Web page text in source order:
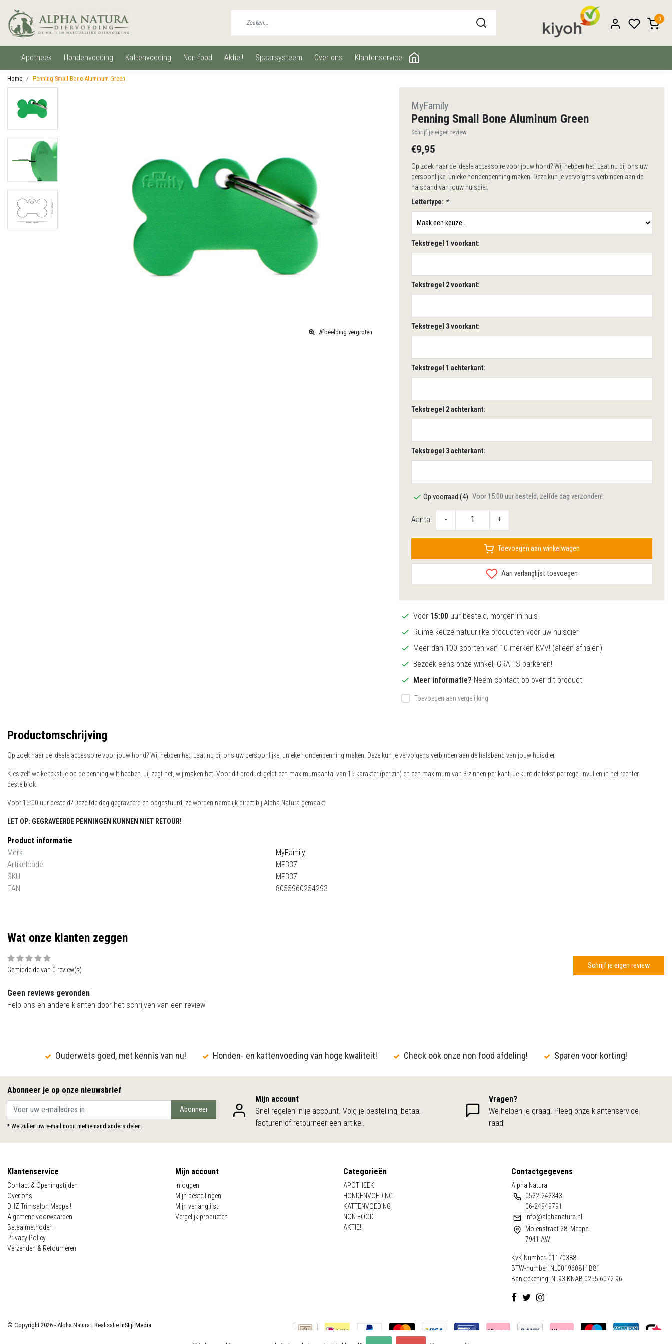
0
apotheek hondenvoeding kattenvoeding non food aktie!! spaarsysteem over ons klantenservice
Home Penning Small Bone Aluminum Green
Afbeelding vergroten
MyFamily
Penning Small Bone Aluminum Green
Schrijf je eigen review
€9,95
Op zoek naar de ideale accessoire voor jouw hond? Wij hebben het! Laat nu bij ons uw
persoonlijke, unieke hondenpenning maken. Deze kun je vervolgens verbinden aan de
halsband van jouw huisdier.
Lettertype: *
Tekstregel 1 voorkant:
Tekstregel 2 voorkant:
Tekstregel 3 voorkant:
Tekstregel 1 achterkant:
Tekstregel 2 achterkant:
Tekstregel 3 achterkant:
Op voorraad (4) Voor 15:00 uur besteld, zelfde dag verzonden!
Aantal - +
Toevoegen aan winkelwagen
Aan verlanglijst toevoegen
Voor 15:00 uur besteld, morgen in huis
Ruime keuze natuurlijke producten voor uw huisdier
Meer dan 100 soorten van 10 merken KVV! (alleen afhalen)
Bezoek eens onze winkel, GRATIS parkeren!
Meer informatie? Neem contact op over dit product
Toevoegen aan vergelijking
Productomschrijving
Op zoek naar de ideale accessoire voor jouw hond? Wij hebben het! Laat nu bij ons uw persoonlijke, unieke hondenpenning maken. Deze kun je vervolgens verbinden aan de halsband van jouw huisdier.
Kies zelf welke tekst je op de penning wilt hebben. Jij zegt het, wij maken het! Voor dit product geldt een maximumaantal van 15 karakter (per zin) en een maximum van 3 zinnen per kant. Je kunt de tekst per regel invullen in het rechter
bestelblok.
Voor 15:00 uur besteld? Dezelfde dag gegraveerd en opgestuurd, ze worden namelijk direct bij Alpha Natura gemaakt!
LET OP: GEGRAVEERDE PENNINGEN KUNNEN NIET RETOUR!
Product informatie
Merk
MyFamily
Artikelcode
MFB37
SKU
MFB37
EAN
8055960254293
Wat onze klanten zeggen
Gemiddelde van 0 review(s) Schrijf je eigen review
Geen reviews gevonden
Help ons en andere klanten door het schrijven van een review
Ouderwets goed, met kennis van nu! Honden- en kattenvoeding van hoge kwaliteit! Check ook onze non food afdeling! Sparen voor korting!
Abonneer je op onze nieuwsbrief
Abonneer
* We zullen uw e-mail nooit met iemand anders delen.
Mijn account
Snel regelen in je account. Volg je bestelling, betaal
facturen of retourneer een artikel.
Vragen?
We helpen je graag. Pleeg onze klantenservice
raad
Klantenservice
Contact & Openingstijden
Over ons
DHZ Trimsalon Meppel!
Algemene voorwaarden
Betaalmethoden
Privacy Policy
Verzenden & Retourneren
Mijn account
Inloggen
Mijn bestellingen
Mijn verlanglijst
Vergelijk producten
Categorieën
APOTHEEK
HONDENVOEDING
KATTENVOEDING
NON FOOD
AKTIE!!
Contactgegevens
Alpha Natura
0522-242343
06-24949791
info@alphanatura.nl
Molenstraat 28, Meppel
7941 AW
KvK Number: 01170388
BTW-number: NL001960811B81
Bankrekening: NL93 KNAB 0255 6072 96
© Copyright 2026 - Alpha Natura | Realisatie InStijl Media